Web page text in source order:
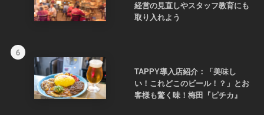
経営の見直しやスタッフ教育にも
取り入れよう
6
TAPPY導入店紹介：「美味し
い！これどこのビール！？」とお
客様も驚く味！梅田『ピチカ』